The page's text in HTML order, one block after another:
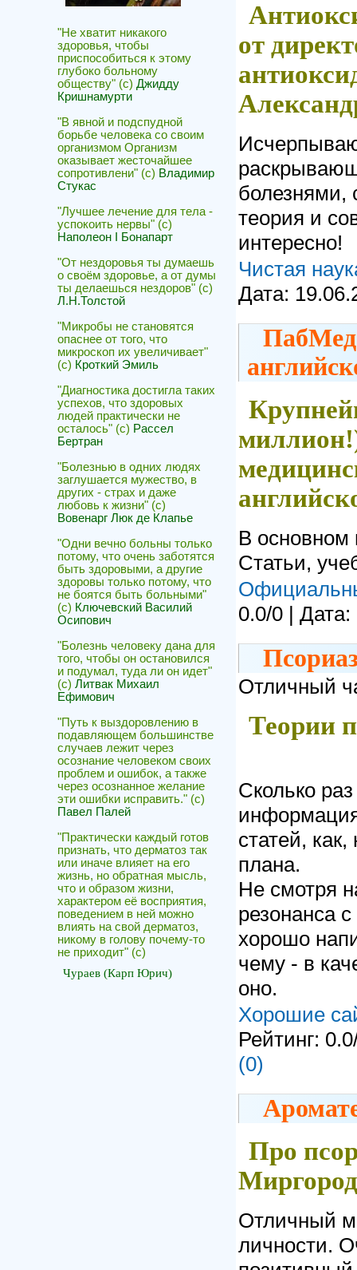
"Не хватит никакого
здоровья, чтобы
приспособиться к этому
глубоко больному
обществу" (с) Джидду
Кришнамурти
"В явной и подспудной
борьбе человека со своим
организмом Организм
оказывает жесточайшее
сопротивлени" (с) Владимир
Стукас
"Лучшее лечение для тела -
успокоить нервы" (с)
Наполеон I Бонапарт
"От нездоровья ты думаешь
о своём здоровье, а от думы
ты делаешься нездоров" (с)
Л.Н.Толстой
"Микробы не становятся
опаснее от того, что
микроскоп их увеличивает"
(с) Кроткий Эмиль
"Диагностика достигла таких
успехов, что здоровых
людей практически не
осталось" (с) Рассел
Бертран
"Болезнью в одних людях
заглушается мужество, в
других - страх и даже
любовь к жизни" (с)
Вовенарг Люк де Клапье
"Одни вечно больны только
потому, что очень заботятся
быть здоровыми, а другие
здоровы только потому, что
не боятся быть больными"
(с) Ключевский Василий
Осипович
"Болезнь человеку дана для
того, чтобы он остановился
и подумал, туда ли он идет"
(с) Литвак Михаил
Ефимович
"Путь к выздоровлению в
подавляющем большинстве
случаев лежит через
осознание человеком своих
проблем и ошибок, а также
через осознанное желание
эти ошибки исправить." (с)
Павел Палей
"Практически каждый готов
признать, что дерматоз так
или иначе влияет на его
жизнь, но обратная мысль,
что и образом жизни,
характером её восприятия,
поведением в ней можно
влиять на свой дерматоз,
никому в голову почему-то
не приходит" (c)
Чураев (Карп Юрич)
от
болезнями,
теория и
интересно!
Чистая
Дата:
ПабМед
В основном
Статьи,
0.0/0 | Дата:
Отличный
Теории
Сколько
статей,
плана.
Не смотря
резонанса
хорошо
чему - в
оно.
Хорошие
Рейтинг:
(0)
Про
Отличный
личности.